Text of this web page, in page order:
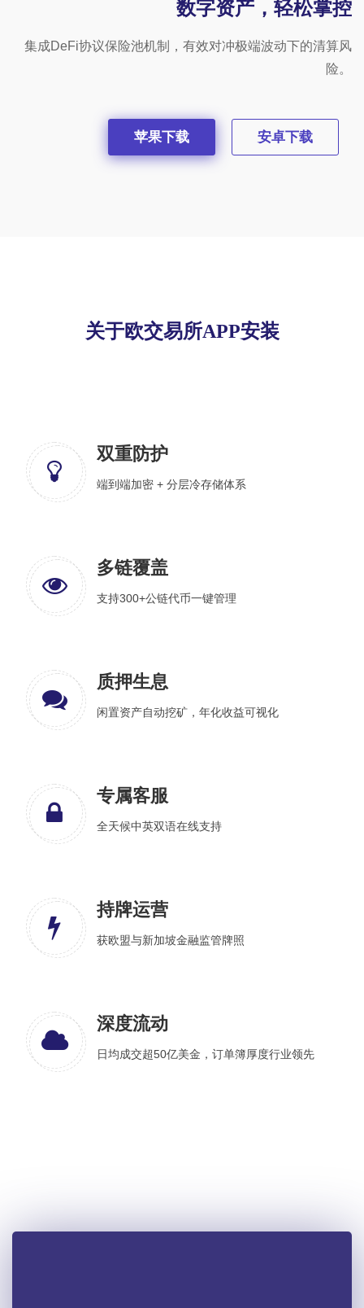
数字资产，轻松掌控
集成DeFi协议保险池机制，有效对冲极端波动下的清算风
险。
苹果下载 安卓下载
关于欧交易所APP安装
双重防护
端到端加密 + 分层冷存储体系
多链覆盖
支持300+公链代币一键管理
质押生息
闲置资产自动挖矿，年化收益可视化
专属客服
全天候中英双语在线支持
持牌运营
获欧盟与新加坡金融监管牌照
深度流动
日均成交超50亿美金，订单簿厚度行业领先